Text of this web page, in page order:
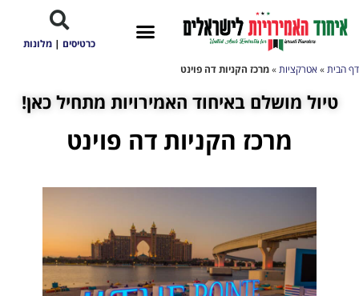
כרטיסים | מלונות
דף הבית»אטרקציות»מרכז הקניות דה פוינט
טיול מושלם באיחוד האמירויות מתחיל כאן!
מרכז הקניות דה פוינט